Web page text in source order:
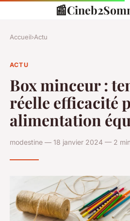
📰
Accueil›Actu
ACTU
Box minceur :
réelle efficacité
alimentation
modestine — 18 janvier 2024 — 2